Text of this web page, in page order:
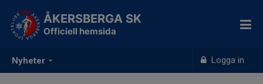
Nyheter Logga in
ÅKERSBERGA SK
Officiell hemsida